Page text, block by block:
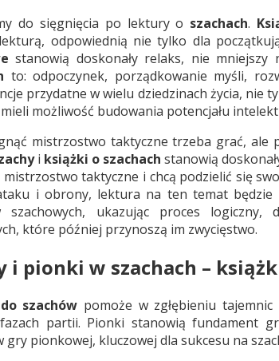
do sięgnięcia po lektury o szachach.
odpowiednią nie tylko dla
stanowią doskonały relaks, nie
to: odpoczynek, porządkowanie myśli,
przydatne w wielu dziedzinach życia, nie
możliwość budowania potencjału
mistrzostwo taktyczne trzeba grać, ale
i książki o szachach stanowią
taktyczne i chcą podzielić się
i obrony, lektura na ten temat będzie
szachowych, ukazując proces logiczny,
które później przynoszą im zwycięstwo.
i pionki w szachach –
szachów pomoże w zgłębieniu
partii. Pionki stanowią fundament
gry pionkowej, kluczowej dla sukcesu na